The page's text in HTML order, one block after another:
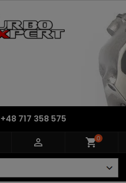
+48 717 358 575
 shopping_cart0